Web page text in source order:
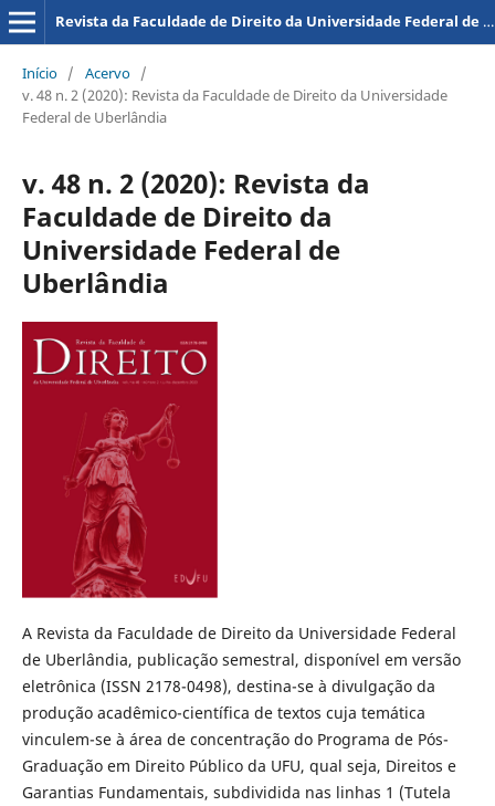
Revista da Faculdade de Direito da Universidade Federal de Uberlândia
Início / Acervo /
v. 48 n. 2 (2020): Revista da Faculdade de Direito da Universidade
Federal de Uberlândia
v. 48 n. 2 (2020): Revista da
Faculdade de Direito da
Universidade Federal de
Uberlândia
A Revista da Faculdade de Direito da Universidade Federal
de Uberlândia, publicação semestral, disponível em versão
eletrônica (ISSN 2178-0498), destina-se à divulgação da
produção acadêmico-científica de textos cuja temática
vinculem-se à área de concentração do Programa de Pós-
Graduação em Direito Público da UFU, qual seja, Direitos e
Garantias Fundamentais, subdividida nas linhas 1 (Tutela